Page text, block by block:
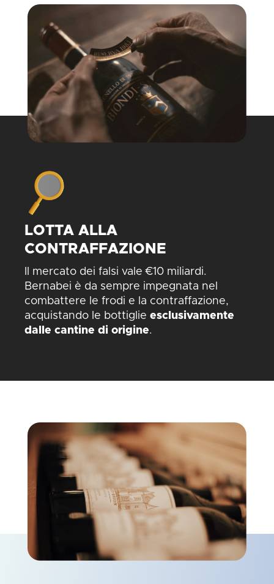
LOTTA ALLA
CONTRAFFAZIONE
Il mercato dei falsi vale €10 miliardi.
Bernabei è da sempre impegnata nel
combattere le frodi e la contraffazione,
acquistando le bottiglie esclusivamente
dalle cantine di origine.